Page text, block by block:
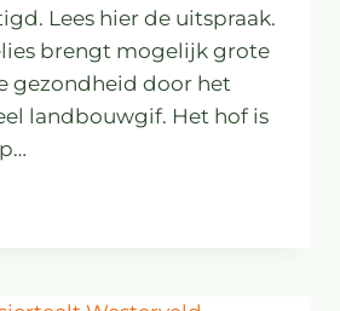
Lees hier de uitspraak.
brengt mogelijk grote
gezondheid door het
landbouwgif. Het hof is